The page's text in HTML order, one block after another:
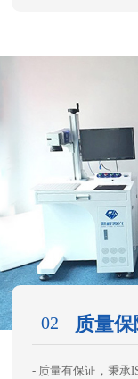
02 质量保
- 质量有保证，秉承